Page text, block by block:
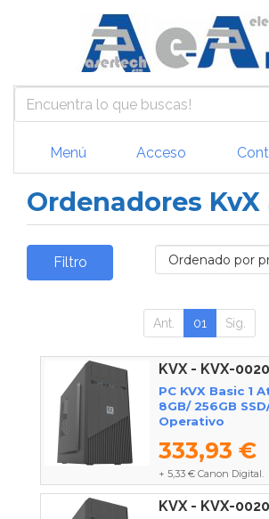
Menú Acceso
Ordenadores KvX
Filtro
Ant. 01 Sig.
KVX - KVX-
PC KVX Basic 1
8GB/ 256GB
Operativo
333,93 €
+ 5,33 € Canon Digital.
KVX - KVX-